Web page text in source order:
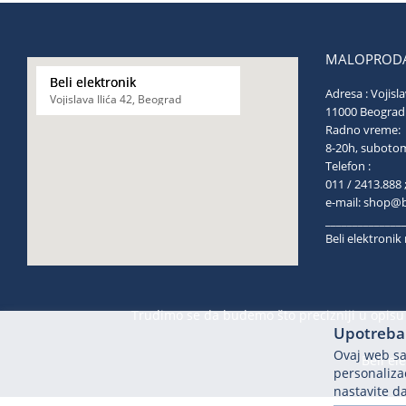
Beli elektronik
Vojislava Ilića 42, Beograd
Adresa :
11000
Radno vreme:
8-20h,
Telefon :
011 / 2413.888
e-mail:
Beli elektronik
Trudimo se da budemo što precizniji u
Beli
Ovaj web
nastavite